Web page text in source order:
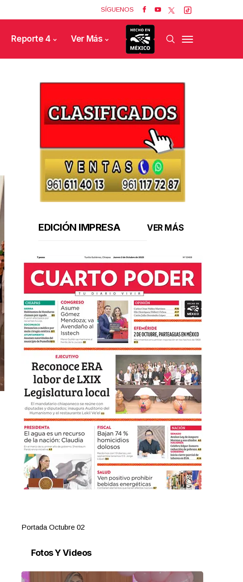
SÍGUENOS
Reporte 4 Ver Más
EDICIÓN IMPRESA VER MÁS
Portada Octubre 02
Fotos Y Videos